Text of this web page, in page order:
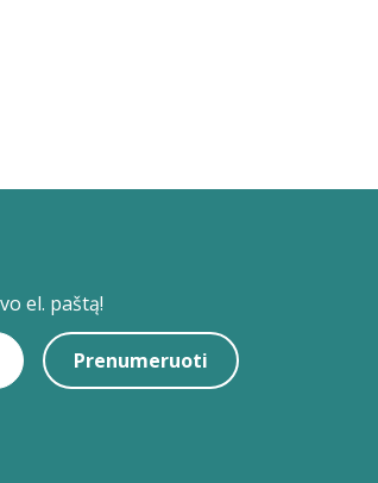
el. paštą!
Prenumeruoti